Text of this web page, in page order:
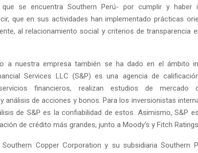
se encuentra Southern Perú- por cumplir y haber
que en sus actividades han implementado prácticas
al relacionamiento social y criterios de transparencia
a nuestra empresa también se ha dado en el ámbito
Services LLC (S&P) es una agencia de
financieros, realizan estudios de mercado
análisis de acciones y bonos. Para los inversionistas
de S&P es la confiabilidad de estos. Asimismo, S&P
de crédito más grandes, junto a Moody’s y Fitch
Copper Corporation y su subsidiaria Southern